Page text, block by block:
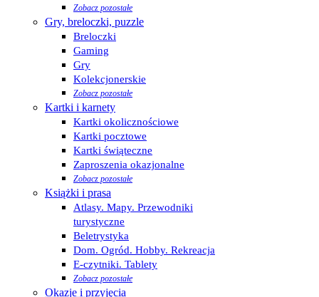
Zobacz pozostałe
Gry, breloczki, puzzle
Breloczki
Gaming
Gry
Kolekcjonerskie
Zobacz pozostałe
Kartki i karnety
Kartki okolicznościowe
Kartki pocztowe
Kartki świąteczne
Zaproszenia okazjonalne
Zobacz pozostałe
Książki i prasa
Atlasy. Mapy. Przewodniki
turystyczne
Beletrystyka
Dom. Ogród. Hobby. Rekreacja
E-czytniki. Tablety
Zobacz pozostałe
Okazje i przyjęcia